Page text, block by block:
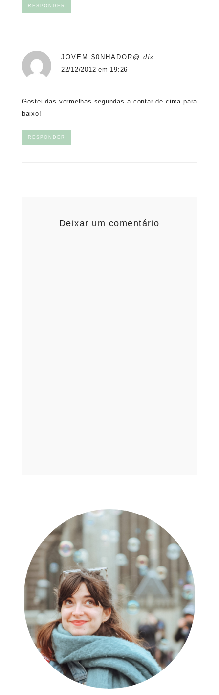
RESPONDER
JOVEM $0NHADOR@ diz
22/12/2012 em 19:26
Gostei das vermelhas segundas a contar de cima para
baixo!
RESPONDER
Deixar um comentário